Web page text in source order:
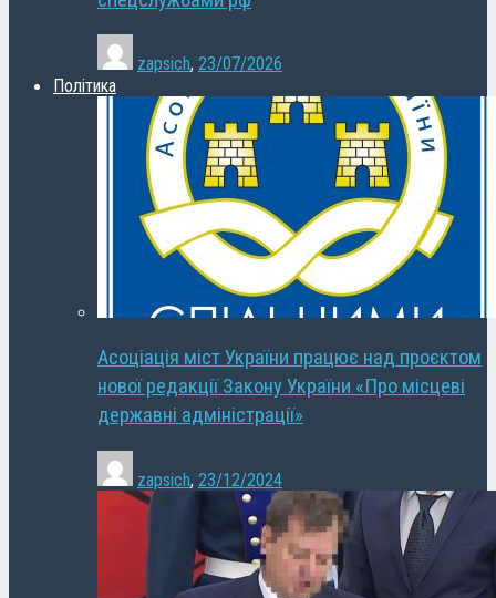
zapsich, 23/07/2026
Політика
Асоціація міст України працює над проєктом
нової редакції Закону України «Про місцеві
державні адміністрації»
zapsich, 23/12/2024